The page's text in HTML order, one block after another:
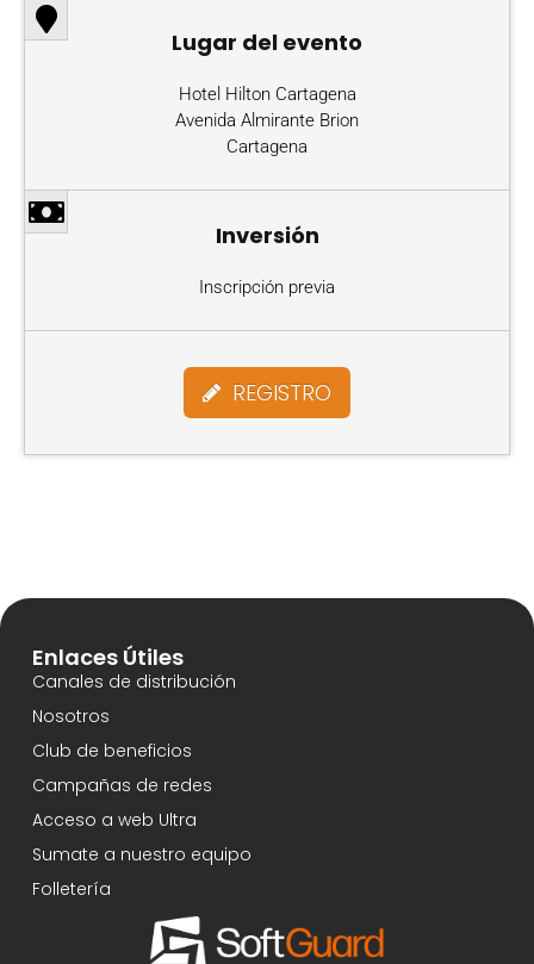
Lugar del evento
Hotel Hilton Cartagena
Avenida Almirante Brion
Cartagena
Inversión
Inscripción previa
REGISTRO
Enlaces Útiles
Canales de distribución
Nosotros
Club de beneficios
Campañas de redes
Acceso a web Ultra
Sumate a nuestro equipo
Folletería